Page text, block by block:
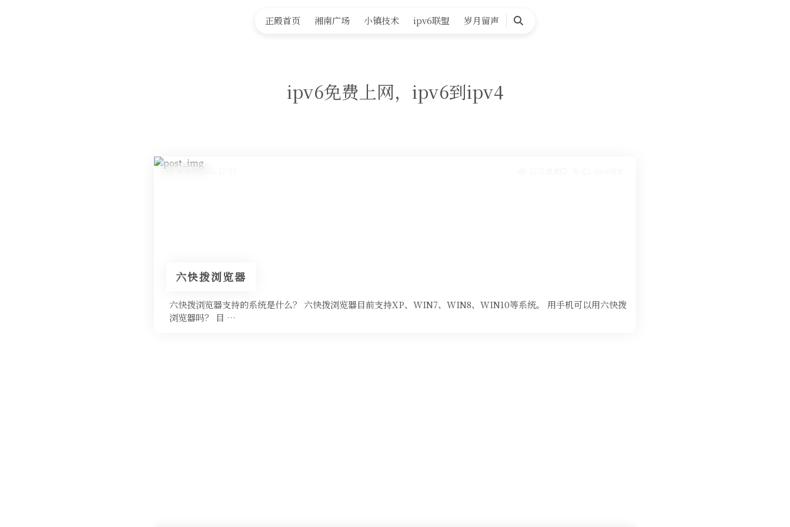
正殿首页 湘南广场 小镇技术 ipv6联盟 岁月留声
搜
ipv6免费上网，ipv6到ipv4
发布于 2015-12-02
六快拨浏览器
六快拨浏览器支持的系统是什么？ 六快拨浏览器目前支持XP、WIN7、WIN8、WIN10等系统。 用手机可以用六快拨
浏览器吗？ 目 …